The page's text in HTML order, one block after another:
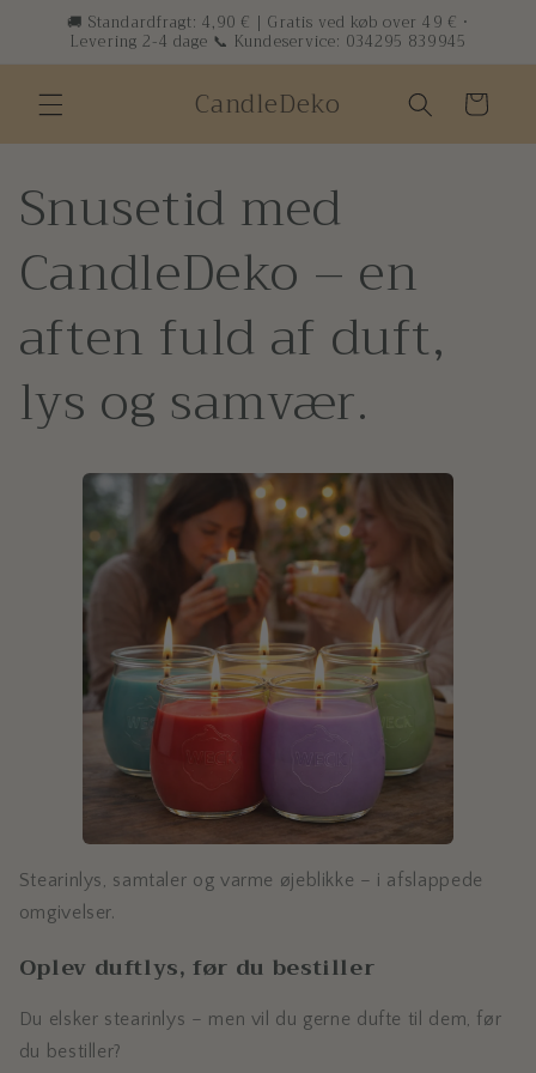
Gå til
indhold
🚚 Standardfragt: 4,90 € | Gratis ved køb over 49 € ·
Levering 2-4 dage 📞 Kundeservice: 034295 839945
CandleDeko Indkøbskurv
Snusetid med
CandleDeko – en
aften fuld af duft,
lys og samvær.
Stearinlys, samtaler og varme øjeblikke – i afslappede
omgivelser.
Oplev duftlys, før du bestiller
Du elsker stearinlys – men vil du gerne dufte til dem, før
du bestiller?